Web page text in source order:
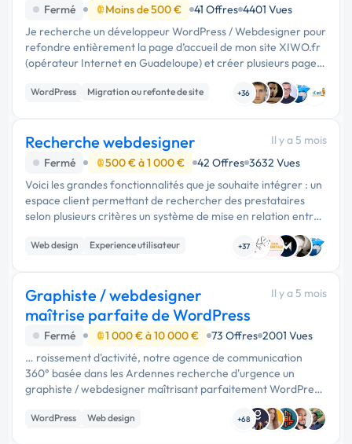
Fermé Moins de 500 € 41 Offres 4401 Vues
Je recherche un développeur WordPress / Webdesigner pour
refondre entièrement la page d’accueil de mon site XIWO.fr
(opérateur Internet en Guadeloupe) et créer plusieurs pages
manquantes. L’objectif est d’avoir un site moderne, rapide,
orienté …
WordPress
Migration ou refonte de site
+36
Recherche webdesigner
Il y a 5 mois
Fermé
500 € à 1 000 € 42 Offres 3632 Vues
Voici les grandes fonctionnalités que je souhaite intégrer : un
espace client permettant de rechercher des prestataires
selon plusieurs critères un système de mise en relation entre
clients et prestataires des profils prestataires détaillés avec
i...
Web design
Experience utilisateur
+37
Graphiste / webdesigner
maîtrise parfaite de WordPress
Il y a 5 mois
Fermé 1 000 € à 10 000 € 73 Offres 2001 Vues
… roissement d'activité, notre agence de communication
360° basée dans les Ardennes recherche d'urgence un
graphiste / webdesigner maîtrisant parfaitement WordPress.
Au programme : - Création de 3 à 4 identités visuelles pour
des marques …
WordPress
Web design
+68